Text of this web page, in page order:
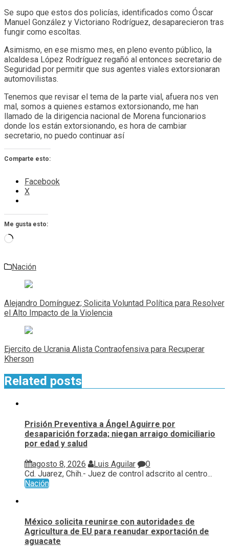
Se supo que estos dos policías, identificados como Óscar
Manuel González y Victoriano Rodríguez, desaparecieron tras
fungir como escoltas.
Asimismo, en ese mismo mes, en pleno evento público, la
alcaldesa López Rodríguez regañó al entonces secretario de
Seguridad por permitir que sus agentes viales extorsionaran
automovilistas.
Tenemos que revisar el tema de la parte vial, afuera nos ven
mal, somos a quienes estamos extorsionando, me han
llamado de la dirigencia nacional de Morena funcionarios
donde los están extorsionando, es hora de cambiar
secretario, no puedo continuar así
Comparte esto:
Facebook
X
Me gusta esto:
Cargando...
Nación
Navegación
de
entradas
Alejandro Domínguez; Solicita Voluntad Política para Resolver
el Alto Impacto de la Violencia
Ejercito de Ucrania Alista Contraofensiva para Recuperar
Kherson
Related posts
Prisión Preventiva a Ángel Aguirre por
desaparición forzada; niegan arraigo domiciliario
por edad y salud
agosto 8, 2026 Luis Aguilar
0
Cd. Juarez, Chih.- Juez de control adscrito al centro...
Nación
México solicita reunirse con autoridades de
Agricultura de EU para reanudar exportación de
aguacate